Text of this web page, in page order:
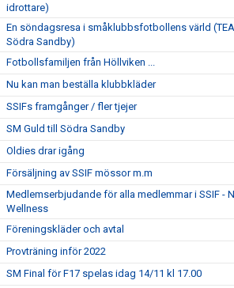
idrottare)
En söndagsresa i småklubbsfotbollens värld
Södra Sandby)
Fotbollsfamiljen från Höllviken ...
Nu kan man beställa klubbkläder
SSIFs framgånger / fler tjejer
SM Guld till Södra Sandby
Oldies drar igång
Försäljning av SSIF mössor m.m
Medlemserbjudande för alla medlemmar i SSIF -
Wellness
Föreningskläder och avtal
Provträning inför 2022
SM Final för F17 spelas idag 14/11 kl 17.00